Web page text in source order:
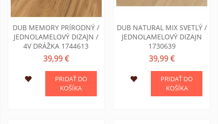
DUB MEMORY PRÍRODNÝ /
JEDNOLAMELOVÝ DIZAJN /
4V DRÁŽKA 1744613
39,99 €
PRIDAŤ DO
KOŠÍKA
DUB NATURAL MIX SVETLÝ /
JEDNOLAMELOVÝ DIZAJN
1730639
39,99 €
PRIDAŤ DO
KOŠÍKA